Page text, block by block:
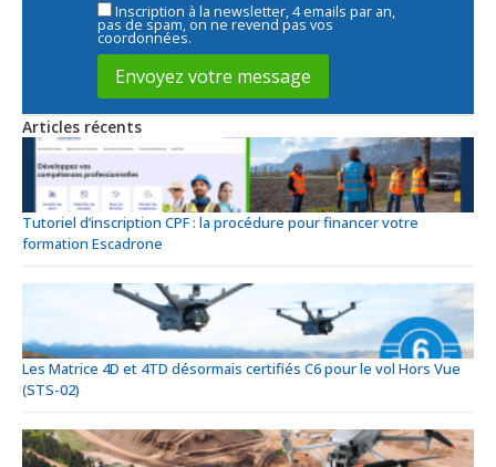
Inscription à la newsletter, 4 emails par an,
pas de spam, on ne revend pas vos
coordonnées.
Articles récents
Tutoriel d’inscription CPF : la procédure pour financer votre
formation Escadrone
Les Matrice 4D et 4TD désormais certifiés C6 pour le vol Hors Vue
(STS-02)